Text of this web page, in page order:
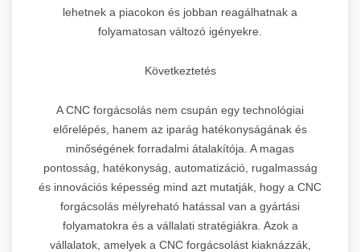
lehetnek a piacokon és jobban reagálhatnak a
folyamatosan változó igényekre.
Következtetés
A CNC forgácsolás nem csupán egy technológiai
előrelépés, hanem az iparág hatékonyságának és
minőségének forradalmi átalakítója. A magas
pontosság, hatékonyság, automatizáció, rugalmasság
és innovációs képesség mind azt mutatják, hogy a CNC
forgácsolás mélyreható hatással van a gyártási
folyamatokra és a vállalati stratégiákra. Azok a
vállalatok, amelyek a CNC forgácsolást kiaknázzák,